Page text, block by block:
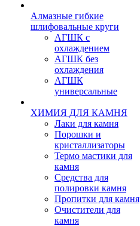
Алмазные гибкие
шлифовальные круги
АГШК с
охлаждением
АГШК без
охлаждения
АГШК
универсальные
ХИМИЯ ДЛЯ КАМНЯ
Лаки для камня
Порошки и
кристаллизаторы
Термо мастики для
камня
Средства для
полировки камня
Пропитки для камня
Очистители для
камня